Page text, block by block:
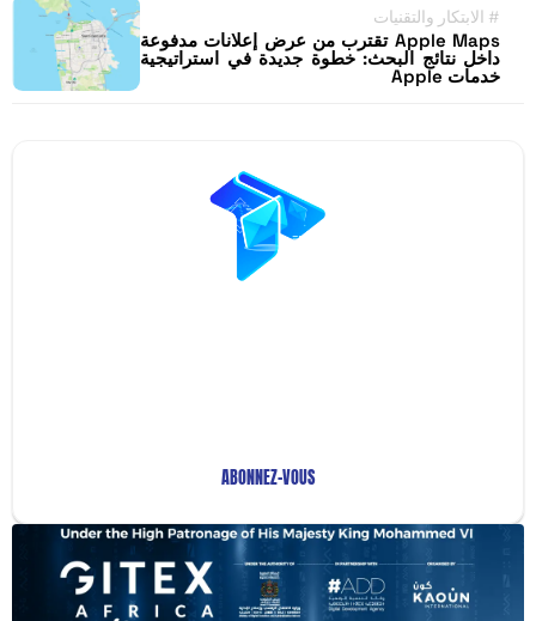
# الابتكار والتقنيات
Apple Maps تقترب من عرض إعلانات مدفوعة
داخل نتائج البحث: خطوة جديدة في استراتيجية
خدمات Apple
ABONNEZ-VOUS